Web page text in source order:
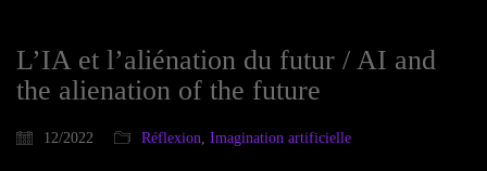
L’IA et l’aliénation du futur / AI and
the alienation of the future
12/2022 Réflexion, Imagination artificielle